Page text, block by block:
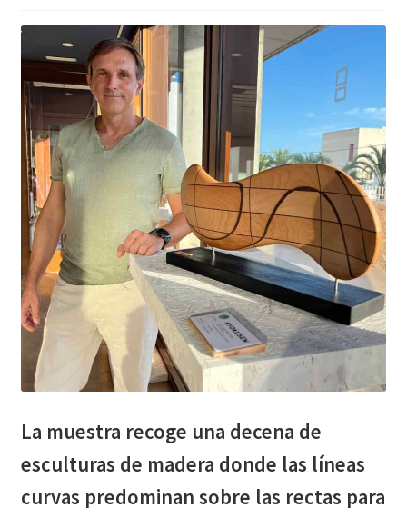
La muestra recoge una decena de
esculturas de madera donde las líneas
curvas predominan sobre las rectas para